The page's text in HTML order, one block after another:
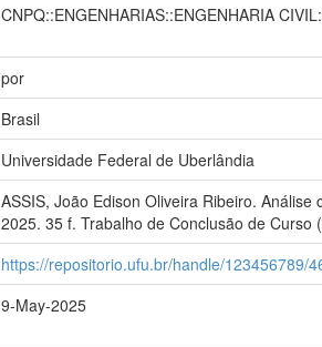
CNPQ::ENGENHARIAS::ENGENHARIA
por
Brasil
Universidade Federal de Uberlândia
ASSIS, João Edison Oliveira Ribeiro.
2025. 35 f. Trabalho de Conclusão de
https://repositorio.ufu.br/handle/123456789/
9-May-2025